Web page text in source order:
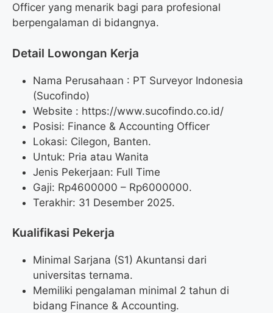
Officer yang menarik bagi para profesional
berpengalaman di bidangnya.
Detail Lowongan Kerja
Nama Perusahaan : PT Surveyor Indonesia
(Sucofindo)
Website : https://www.sucofindo.co.id/
Posisi: Finance & Accounting Officer
Lokasi: Cilegon, Banten.
Untuk: Pria atau Wanita
Jenis Pekerjaan: Full Time
Gaji: Rp4600000 – Rp6000000.
Terakhir: 31 Desember 2025.
Kualifikasi Pekerja
Minimal Sarjana (S1) Akuntansi dari
universitas ternama.
Memiliki pengalaman minimal 2 tahun di
bidang Finance & Accounting.